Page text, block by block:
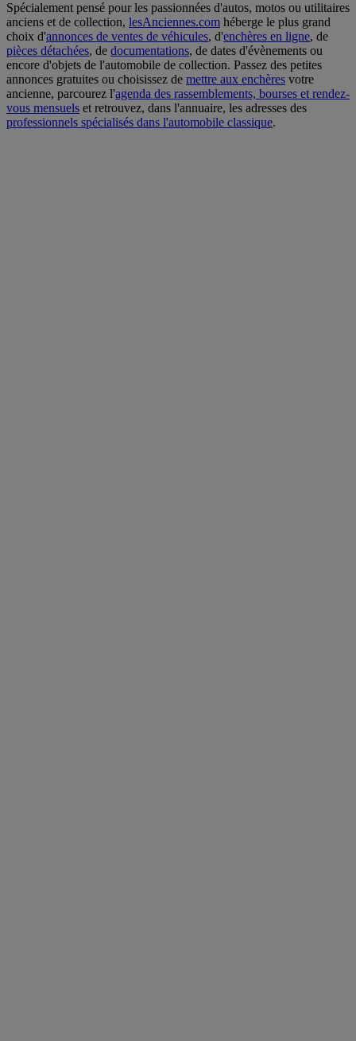
Spécialement pensé pour les passionnées d'autos, motos ou utilitaires
anciens et de collection, lesAnciennes.com héberge le plus grand
choix d'annonces de ventes de véhicules, d'enchères en ligne, de
pièces détachées, de documentations, de dates d'évènements ou
encore d'objets de l'automobile de collection. Passez des petites
annonces gratuites ou choisissez de mettre aux enchères votre
ancienne, parcourez l'agenda des rassemblements, bourses et rendez-
vous mensuels et retrouvez, dans l'annuaire, les adresses des
professionnels spécialisés dans l'automobile classique.